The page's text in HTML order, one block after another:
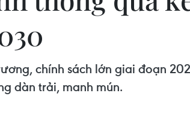
chính sách lớn giai đoạn
dàn trải, manh mún.